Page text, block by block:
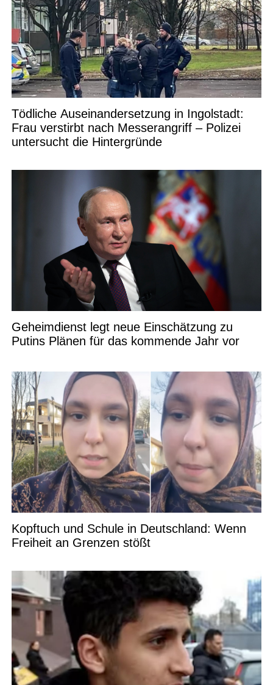
Tödliche Auseinandersetzung in Ingolstadt:
Frau verstirbt nach Messerangriff – Polizei
untersucht die Hintergründe
Geheimdienst legt neue Einschätzung zu
Putins Plänen für das kommende Jahr vor
Kopftuch und Schule in Deutschland: Wenn
Freiheit an Grenzen stößt